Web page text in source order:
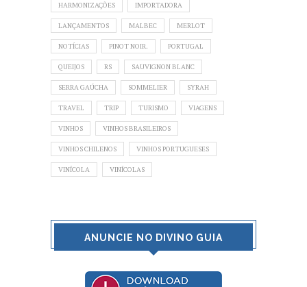
HARMONIZAÇÕES IMPORTADORA
LANÇAMENTOS MALBEC MERLOT
NOTÍCIAS PINOT NOIR. PORTUGAL
QUEIJOS RS SAUVIGNON BLANC
SERRA GAÚCHA SOMMELIER SYRAH
TRAVEL TRIP TURISMO VIAGENS
VINHOS VINHOS BRASILEIROS
VINHOS CHILENOS VINHOS PORTUGUESES
VINÍCOLA VINÍCOLAS
ANUNCIE NO DIVINO GUIA